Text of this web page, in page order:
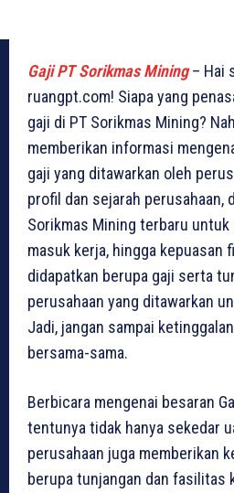
Gaji PT Sorikmas Mining– Hai
ruangpt.com! Siapa yang
gaji di PT Sorikmas Mining?
memberikan informasi
gaji yang ditawarkan oleh
profil dan sejarah perusahaan,
Sorikmas Mining terbaru
masuk kerja, hingga kepuasan
didapatkan berupa gaji serta
perusahaan yang ditawarkan
Jadi, jangan sampai
bersama-sama.
Berbicara mengenai besaran
tentunya tidak hanya sekedar
perusahaan juga memberikan
berupa tunjangan dan fasilitas